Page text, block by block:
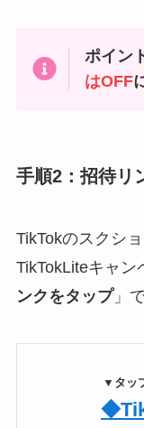
ポイン
はOFF
手順2：招待リ
TikTokのスクシ
TikTokLiteキャン
ンクをタップ」
▼タッ